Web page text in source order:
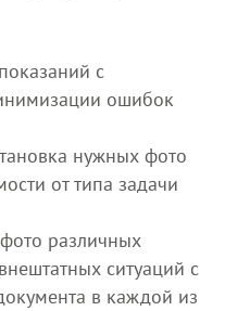
с
ошибок
нужных фото
от типа задачи
различных
ситуаций с
в каждой из